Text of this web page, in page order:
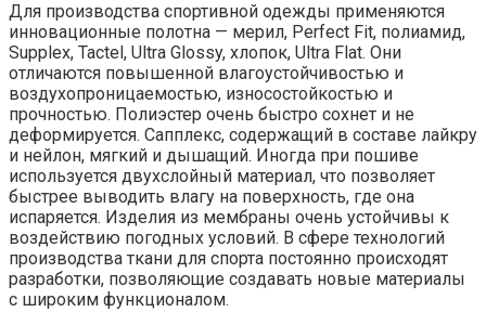
Для производства спортивной одежды применяются
инновационные полотна — мерил, Perfect Fit, полиамид,
Supplex, Tactel, Ultra Glossy, хлопок, Ultra Flat. Они
отличаются повышенной влагоустойчивостью и
воздухопроницаемостью, износостойкостью и
прочностью. Полиэстер очень быстро сохнет и не
деформируется. Сапплекс, содержащий в составе лайкру
и нейлон, мягкий и дышащий. Иногда при пошиве
используется двухслойный материал, что позволяет
быстрее выводить влагу на поверхность, где она
испаряется. Изделия из мембраны очень устойчивы к
воздействию погодных условий. В сфере технологий
производства ткани для спорта постоянно происходят
разработки, позволяющие создавать новые материалы
с широким функционалом.